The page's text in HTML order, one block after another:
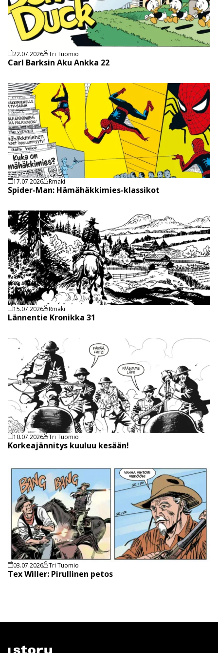
22.07.2026 Tri Tuomio
Carl Barksin Aku Ankka 22
17.07.2026 Rmaki
Spider-Man: Hämähäkkimies-klassikot
15.07.2026 Rmaki
Lännentie Kronikka 31
10.07.2026 Tri Tuomio
Korkeajännitys kuuluu kesään!
03.07.2026 Tri Tuomio
Tex Willer: Pirullinen petos